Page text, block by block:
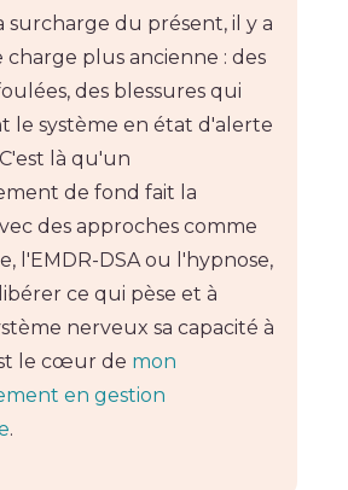
surcharge du présent, il y a
plus ancienne : des
des blessures qui
le système en état d'alerte
là qu'un
de fond fait la
des approches comme
l'EMDR-DSA ou l'hypnose,
ce qui pèse et à
nerveux sa capacité à
le cœur de mon
en gestion
.